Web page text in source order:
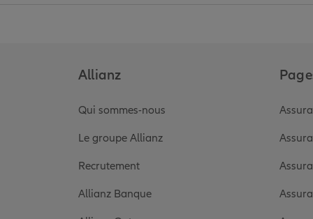
Allianz
Qui sommes-nous
Le groupe Allianz
Recrutement
Allianz Banque